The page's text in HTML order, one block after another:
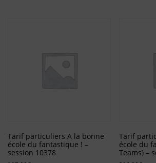
Tarif particuliers A la bonne
école du fantastique ! –
session 10378
Tarif
école du
Teams) –